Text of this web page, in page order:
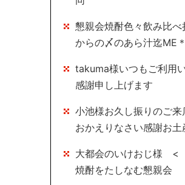
懇親会焼酎色々飲み比べ
からの〆のあら汁迄ME
takuma様いつもご利用
感謝申し上げます
小池様お久し振りのご
おかえりなさい感謝お土
大都会のいけおじ様 <
焼酎をたしなむ懇親会